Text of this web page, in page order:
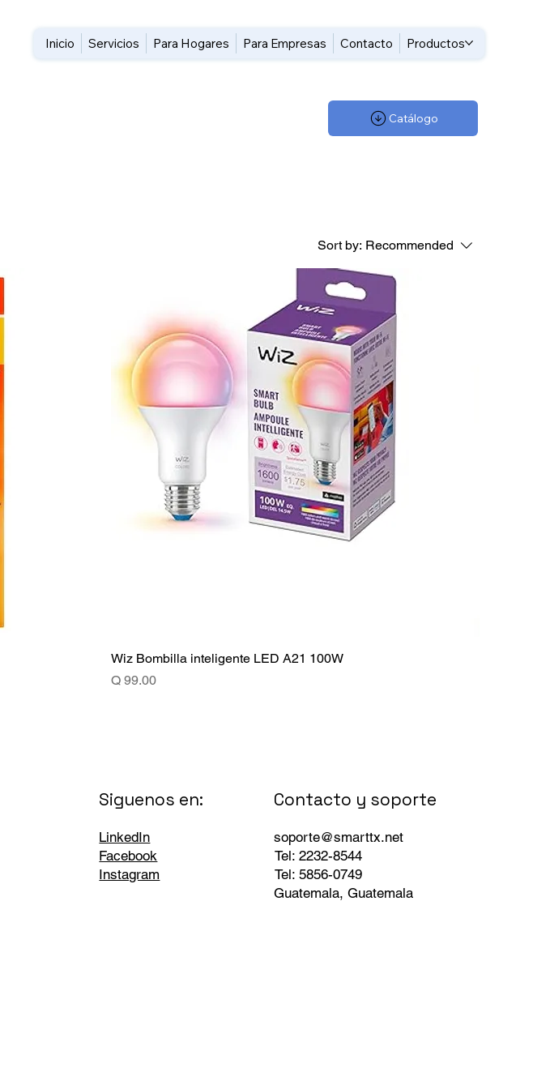
Inicio Servicios Para Hogares Para Empresas Contacto Productos
Sort by: Recommended
Wiz Bombilla inteligente LED A21 100W
Price
Q 99.00
Catálogo
Siguenos en:
LinkedIn
Facebook
Instagram
Contacto y soporte
soporte@smarttx.net
Tel: 2232-8544
Tel: 5856-0749
Guatemala, Guatemala